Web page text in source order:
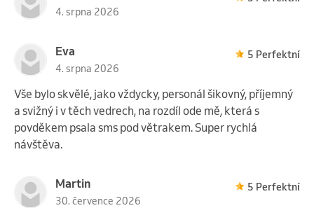
4. srpna 2026
Eva
4. srpna 2026
5 Perfektní
Vše bylo skvělé, jako vždycky, personál šikovný, příjemný
a svižný i v těch vedrech, na rozdíl ode mě, která s
povděkem psala sms pod větrakem. Super rychlá
návštěva.
Martin
30. července 2026
5 Perfektní